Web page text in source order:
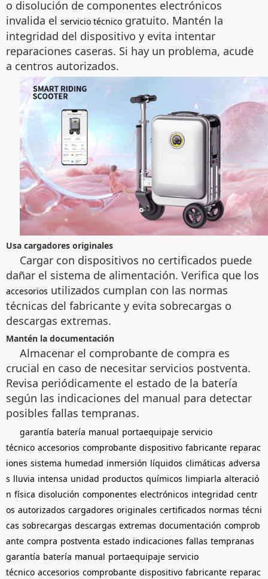
o disolución de componentes electrónicos
invalida el servicio técnico gratuito. Mantén la
integridad del dispositivo y evita intentar
reparaciones caseras. Si hay un problema, acude
a centros autorizados.
Usa cargadores originales
Cargar con dispositivos no certificados puede
dañar el sistema de alimentación. Verifica que los
accesorios utilizados cumplan con las normas
técnicas del fabricante y evita sobrecargas o
descargas extremas.
Mantén la documentación
Almacenar el comprobante de compra es
crucial en caso de necesitar servicios postventa.
Revisa periódicamente el estado de la batería
según las indicaciones del manual para detectar
posibles fallas tempranas.
garantía batería manual portaequipaje servicio
técnico accesorios comprobante dispositivo fabricante reparac
iones sistema humedad inmersión líquidos climáticas adversa
s lluvia intensa unidad productos químicos limpiarla alteració
n física disolución componentes electrónicos integridad centr
os autorizados cargadores originales certificados normas técni
cas sobrecargas descargas extremas documentación comprob
ante compra postventa estado indicaciones fallas tempranas
garantía batería manual portaequipaje servicio
técnico accesorios comprobante dispositivo fabricante reparac